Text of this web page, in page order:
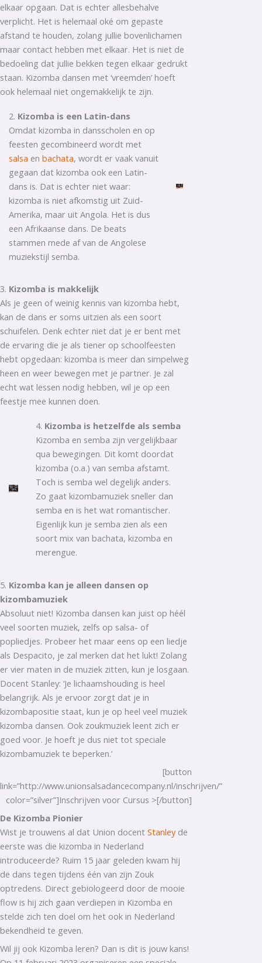
elkaar opgaan. Dat is echter allesbehalve
verplicht. Het is helemaal oké om gepaste
afstand te houden, zolang jullie bovenlichamen
maar contact hebben met elkaar. Het is niet de
bedoeling dat jullie bekken tegen elkaar gedrukt
staan. Kizomba dansen met ‘vreemden’ hoeft
ook helemaal niet ongemakkelijk te zijn.
2. Kizomba is een Latin-dans
Omdat kizomba in dansscholen en op
feesten gecombineerd wordt met
salsa en bachata, wordt er vaak vanuit
gegaan dat kizomba ook een Latin-
dans is. Dat is echter niet waar:
kizomba is niet afkomstig uit Zuid-
Amerika, maar uit Angola. Het is dus
een Afrikaanse dans. De beats
stammen mede af van de Angolese
muziekstijl semba.
3. Kizomba is makkelijk
Als je geen of weinig kennis van kizomba hebt,
kan de dans er soms uitzien als een soort
schuifelen. Denk echter niet dat je er bent met
de ervaring die je als tiener op schoolfeesten
hebt opgedaan: kizomba is meer dan simpelweg
heen en weer bewegen met je partner. Je zal
echt wat lessen nodig hebben, wil je op een
feestje mee kunnen doen.
4. Kizomba is hetzelfde als semba
Kizomba en semba zijn vergelijkbaar
qua bewegingen. Dit komt doordat
kizomba (o.a.) van semba afstamt.
Toch is semba wel degelijk anders.
Zo gaat kizombamuziek sneller dan
semba en is het wat romantischer.
Eigenlijk kun je semba zien als een
soort mix van bachata, kizomba en
merengue.
5. Kizomba kan je alleen dansen op
kizombamuziek
Absoluut niet! Kizomba dansen kan juist op héél
veel soorten muziek, zelfs op salsa- of
popliedjes. Probeer het maar eens op een liedje
als Despacito, je zal merken dat het lukt! Zolang
er vier maten in de muziek zitten, kun je losgaan.
Docent Stanley: ‘Je lichaamshouding is heel
belangrijk. Als je ervoor zorgt dat je in
kizombapositie staat, kun je op heel veel muziek
kizomba dansen. Ook zoukmuziek leent zich er
goed voor. Je hoeft je dus niet tot speciale
kizombamuziek te beperken.’
[button
link=”http://www.unionsalsadancecompany.nl/inschrijven/”
color=”silver”]Inschrijven voor Cursus >[/button]
De Kizomba Pionier
Wist je trouwens al dat Union docent Stanleyde
eerste was die kizomba in Nederland
introduceerde? Ruim 15 jaar geleden kwam hij
de dans tegen tijdens één van zijn Zouk
optredens. Direct gebiologeerd door de mooie
flow is hij zich gaan verdiepen in Kizomba en
stelde zich ten doel om het ook in Nederland
bekendheid te geven.
Wil jij ook Kizomba leren? Dan is dit is jouw kans!